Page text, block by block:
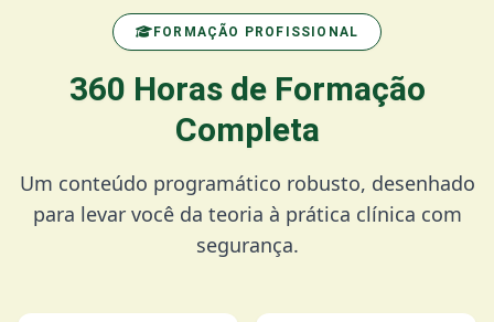
FORMAÇÃO PROFISSIONAL
360 Horas de Formação
Completa
Um conteúdo programático robusto, desenhado
para levar você da teoria à prática clínica com
segurança.